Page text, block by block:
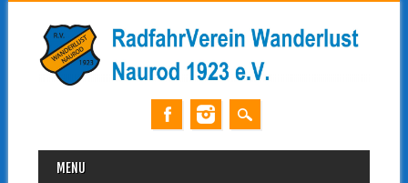
MAIN MENU
MENU